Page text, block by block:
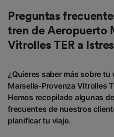
Preguntas
tren de Aeropuerto
Vitrolles TER a Istres
¿Quieres saber más sobre
Marsella-Provenza Vitrolles
Hemos recopilado algunas
frecuentes de nuestros
planificar tu viaje.